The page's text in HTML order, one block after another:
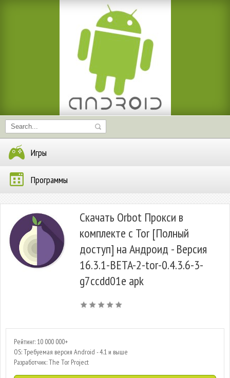
Игры
Программы
Скачать Orbot Прокси в
комплекте с Tor [Полный
доступ] на Андроид - Версия
16.3.1-BETA-2-tor-0.4.3.6-3-
g7ccdd01e apk
Рейтинг: 10 000 000+
OS: Требуемая версия Android - 4.1 и выше
Разработчик: The Tor Project